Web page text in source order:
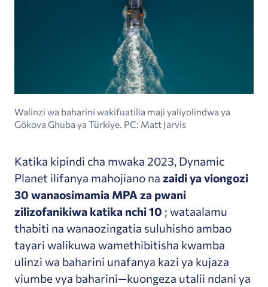
Walinzi wa baharini wakifuatilia maji yaliyolindwa ya
Gökova Ghuba ya Türkiye. PC: Matt Jarvis
Katika kipindi cha mwaka 2023, Dynamic
Planet ilifanya mahojiano na zaidi ya viongozi
30 wanaosimamia MPA za pwani
zilizofanikiwa katika nchi 10 ; wataalamu
thabiti na wanaozingatia suluhisho ambao
tayari walikuwa wamethibitisha kwamba
ulinzi wa baharini unafanya kazi ya kujaza
viumbe vya baharini—kuongeza utalii ndani ya